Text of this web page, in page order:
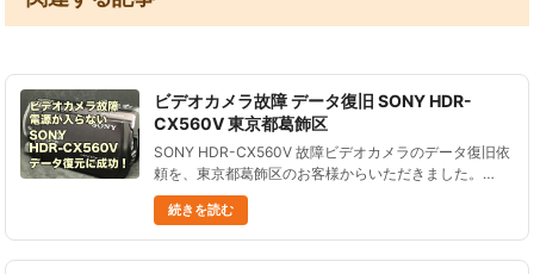
ビデオカメラ故障 データ復旧 SONY HDR-
CX560V 東京都葛飾区
SONY HDR-CX560V 故障ビデオカメラのデータ復旧依
頼を、東京都葛飾区のお客様からいただきました。
SONY HDR-CX560Vビデオカメラは2011年2月発売、
64GBの内蔵メモリに記録するビデオカメラです......
続きを読む